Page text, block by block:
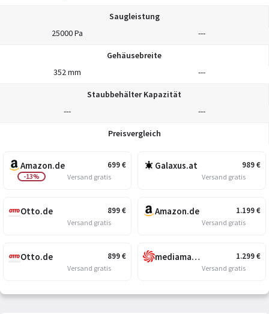
Saugleistung
25000 Pa
---
Gehäusebreite
352 mm
---
Staubbehälter Kapazität
---
---
Preisvergleich
699€
Amazon.de
-13% Versand gratis
899€
Otto.de
Versand gratis
899€
Otto.de
Versand gratis
989€
Galaxus.at
Versand gratis
1.199€
Amazon.de
Versand gratis
1.299€
mediamarkt.at
Versand gratis